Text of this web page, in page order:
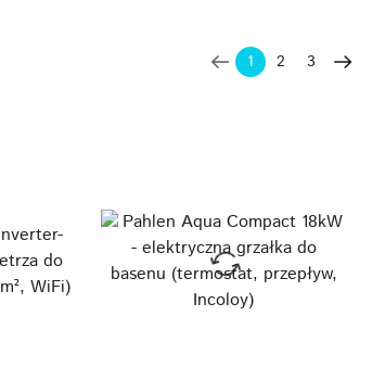
1 2 3